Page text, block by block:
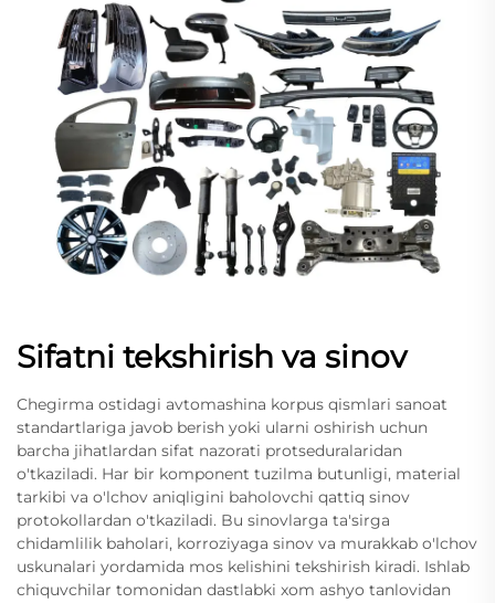
Sifatni tekshirish va sinov
Chegirma ostidagi avtomashina korpus qismlari sanoat
standartlariga javob berish yoki ularni oshirish uchun
barcha jihatlardan sifat nazorati protseduralaridan
o'tkaziladi. Har bir komponent tuzilma butunligi, material
tarkibi va o'lchov aniqligini baholovchi qattiq sinov
protokollardan o'tkaziladi. Bu sinovlarga ta'sirga
chidamlilik baholari, korroziyaga sinov va murakkab o'lchov
uskunalari yordamida mos kelishini tekshirish kiradi. Ishlab
chiquvchilar tomonidan dastlabki xom ashyo tanlovidan